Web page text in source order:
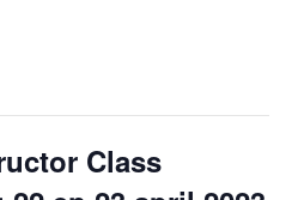
Class